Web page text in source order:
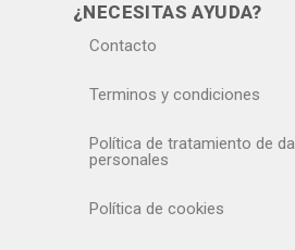
¿NECESITAS AYUDA?
Contacto
Terminos y condiciones
Política de tratamiento de
personales
Política de cookies